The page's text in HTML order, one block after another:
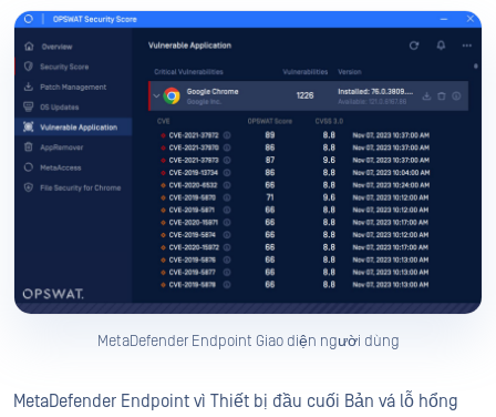
MetaDefender Endpoint Giao diện người dùng
MetaDefender Endpoint vì Thiết bị đầu cuối Bản vá lỗ hổng